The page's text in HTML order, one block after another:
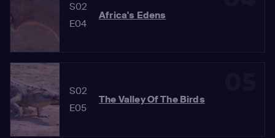
S02
E04
Africa's Edens
S02
E05
The Valley Of The Birds